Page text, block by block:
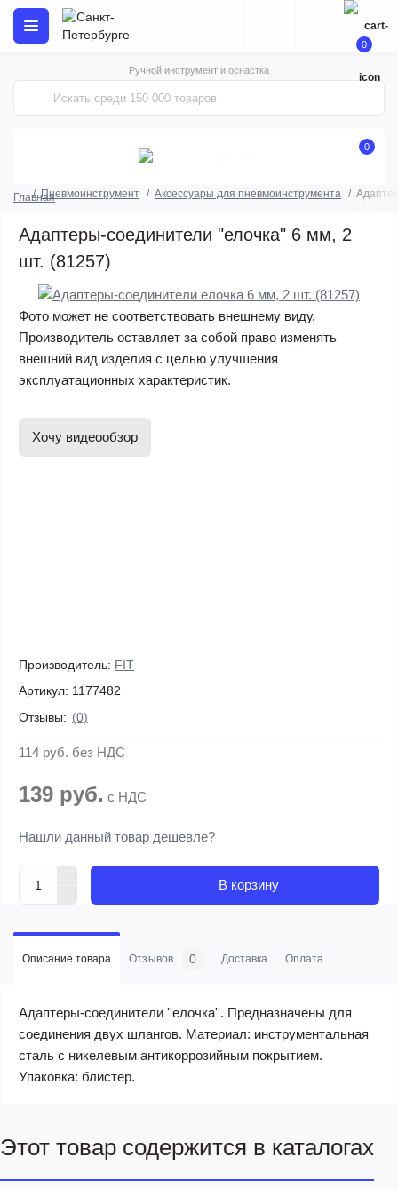
Ручной инструмент и оснастка
0
0
ГлавнаяПневмоинструмент Аксессуары для пневмоинструмента
Адаптеры-соединители "елочка" 6 мм, 2
шт. (81257)
Фото может не соответствовать внешнему виду.
Производитель оставляет за собой право изменять
внешний вид изделия с целью улучшения
эксплуатационных характеристик.
Хочу видеообзор
Производитель: FIT
Артикул: 1177482
Отзывы: (0)
114 руб. без НДС
139 руб. с НДС
Нашли данный товар дешевле?
В корзину
Описание товара Отзывов 0 Доставка Оплата
Адаптеры-соединители ''елочка''. Предназначены для
соединения двух шлангов. Материал: инструментальная
сталь с никелевым антикоррозийным покрытием.
Упаковка: блистер.
Этот товар содержится в каталогах